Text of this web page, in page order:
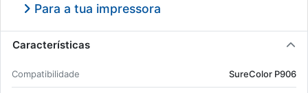
Para a tua impressora
Características
Com­pa­ti­bi­li­dade Su­re­Color P906